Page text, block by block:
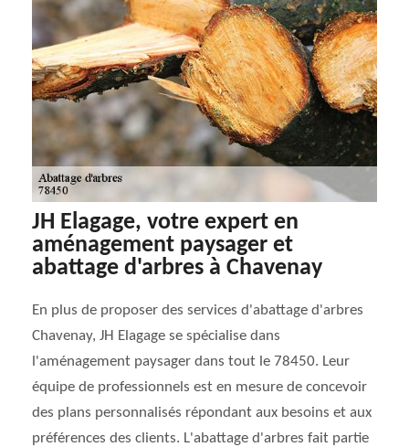
JH Elagage, votre expert en
aménagement paysager et
abattage d'arbres à Chavenay
En plus de proposer des services d'abattage d'arbres
Chavenay, JH Elagage se spécialise dans
l'aménagement paysager dans tout le 78450. Leur
équipe de professionnels est en mesure de concevoir
des plans personnalisés répondant aux besoins et aux
préférences des clients. L'abattage d'arbres fait partie